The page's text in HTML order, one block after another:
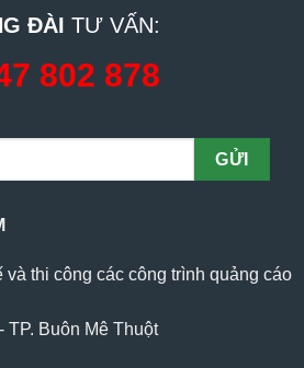
ĐÀI TƯ VẤN:
802 878
thi công các công trình quảng cáo
TP. Buôn Mê Thuột